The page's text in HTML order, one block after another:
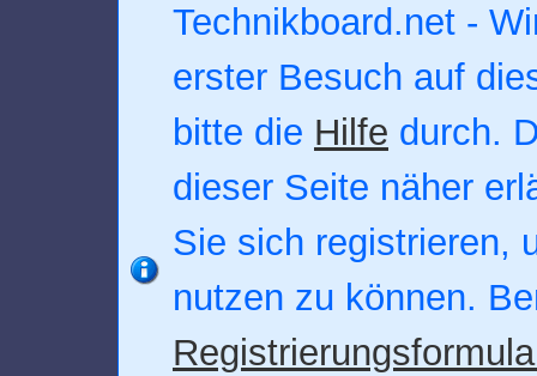
Technikboard.net -
erster Besuch auf
bitte die Hilfe durch.
dieser Seite näher
Sie sich registrieren,
nutzen zu können.